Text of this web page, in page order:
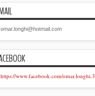
omar.longhi@hotmail.com
https://www.facebook.com/omar.longhi.3